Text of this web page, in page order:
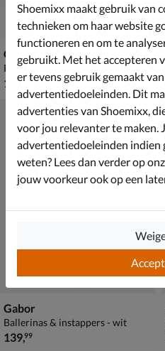
Gabor
Pumps - bruin
€ 119,99
119,99
Gabor
Ballerinas & instappers - wit
€ 139,99
139,99
Shoemixx maakt gebruik van
technieken om haar website
functioneren en om te
gebruikt. Met het accepteren
er tevens gebruik gemaakt
advertentiedoeleinden. Dit
advertenties van Shoemixx,
voor jou relevanter te maken.
advertentiedoeleinden indien
weten? Lees dan verder op
jouw voorkeur ook op een